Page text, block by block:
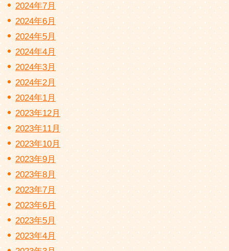
2024年7月
2024年6月
2024年5月
2024年4月
2024年3月
2024年2月
2024年1月
2023年12月
2023年11月
2023年10月
2023年9月
2023年8月
2023年7月
2023年6月
2023年5月
2023年4月